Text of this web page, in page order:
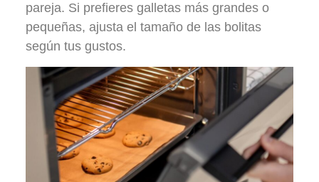
pareja. Si prefieres galletas más grandes o
pequeñas, ajusta el tamaño de las bolitas
según tus gustos.